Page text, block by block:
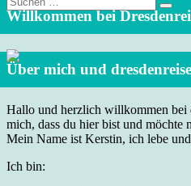
nach:
Willkommen bei
Über mich und
Hallo und herzlich willkommen bei
mich, dass du hier bist und möchte
Mein Name ist Kerstin, ich lebe
Ich bin: